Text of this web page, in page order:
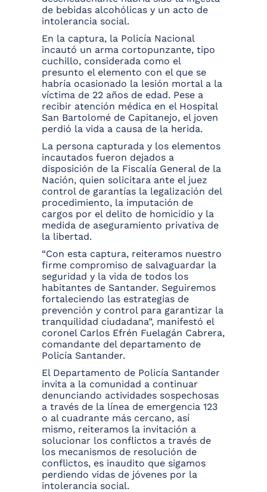
de bebidas alcohólicas y un acto de
intolerancia social.
En la captura, la Policía Nacional
incautó un arma cortopunzante, tipo
cuchillo, considerada como el
presunto el elemento con el que se
habría ocasionado la lesión mortal a la
víctima de 22 años de edad. Pese a
recibir atención médica en el Hospital
San Bartolomé de Capitanejo, el joven
perdió la vida a causa de la herida.
La persona capturada y los elementos
incautados fueron dejados a
disposición de la Fiscalía General de la
Nación, quien solicitara ante el juez
control de garantías la legalización del
procedimiento, la imputación de
cargos por el delito de homicidio y la
medida de aseguramiento privativa de
la libertad.
“Con esta captura, reiteramos nuestro
firme compromiso de salvaguardar la
seguridad y la vida de todos los
habitantes de Santander. Seguiremos
fortaleciendo las estrategias de
prevención y control para garantizar la
tranquilidad ciudadana”, manifestó el
coronel Carlos Efrén Fuelagán Cabrera,
comandante del departamento de
Policía Santander.
El Departamento de Policía Santander
invita a la comunidad a continuar
denunciando actividades sospechosas
a través de la línea de emergencia 123
o al cuadrante más cercano, así
mismo, reiteramos la invitación a
solucionar los conflictos a través de
los mecanismos de resolución de
conflictos, es inaudito que sigamos
perdiendo vidas de jóvenes por la
intolerancia social.